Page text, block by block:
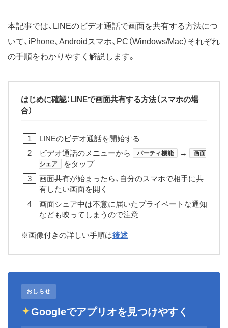
本記事では、LINEのビデオ通話で画面を共有する方法につ
いて、iPhone、Androidスマホ、PC（Windows/Mac）それぞれ
の手順をわかりやすく解説します。
はじめに確認：LINEで画面共有する方法（スマホの場
合）
LINEのビデオ通話を開始する
ビデオ通話のメニューから
パーティ機能 →
画面
シェア
をタップ
画面共有が始まったら、自分のスマホで相手に共
有したい画面を開く
画面シェア中は不意に届いたプライベートな通知
なども映ってしまうので注意
※画像付きの詳しい手順は後述
おしらせ
Googleでアプリオを見つけやすく